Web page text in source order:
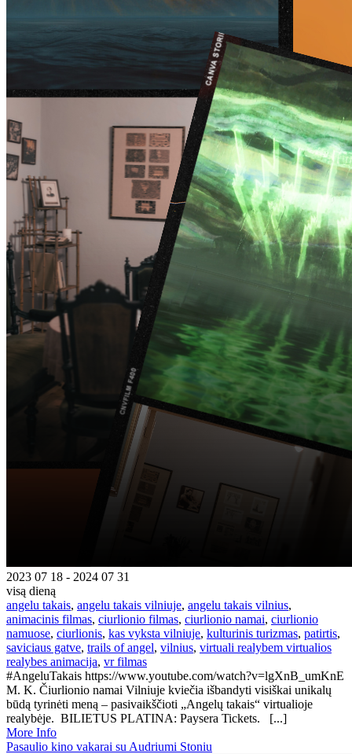
2023 07 18 - 2024 07 31
visą dieną
angelu takais, angelu takais vilniuje, angelu takais vilnius,
animacinis filmas, ciurlionio filmas, ciurlionio namai, ciurlionio
namuose, ciurlionis, kas vyksta vilniuje, kulturinis turizmas, patirtis,
saviciaus gatve, trails of angel, vilnius, virtuali realybem virtualios
realybes animacija, vr filmas
#AngeluTakais https://www.youtube.com/watch?v=lgXnB_umKnE
M. K. Čiurlionio namai Vilniuje kviečia išbandyti visiškai unikalų
būdą tyrinėti meną – pasivaikščioti „Angelų takais“ virtualioje
realybėje. BILIETUS PLATINA: Paysera Tickets. [...]
More Info
Pasaulio kino vakarai su Audriumi Stoniu